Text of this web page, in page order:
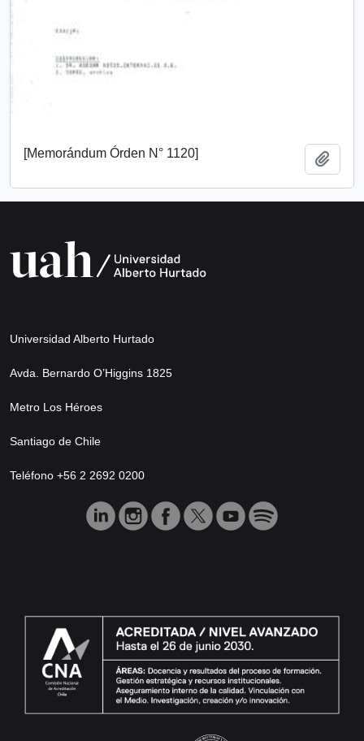
[Memorándum Órden N° 1120]
Universidad Alberto Hurtado
Avda. Bernardo O’Higgins 1825
Metro Los Héroes
Santiago de Chile
Teléfono +56 2 2692 0200